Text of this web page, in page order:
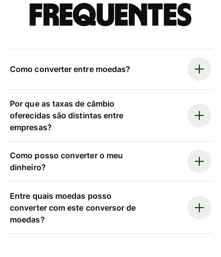
frequentes
Como converter entre moedas?
Por que as taxas de câmbio
oferecidas são distintas entre
empresas?
Como posso converter o meu
dinheiro?
Entre quais moedas posso
converter com este conversor de
moedas?